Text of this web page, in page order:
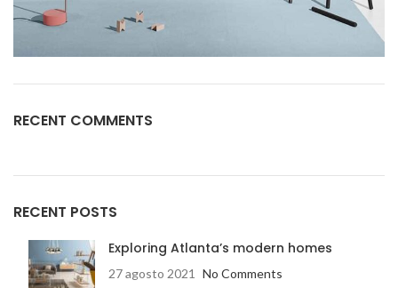
RECENT COMMENTS
RECENT POSTS
Exploring Atlanta’s modern homes
27 agosto 2021 No Comments